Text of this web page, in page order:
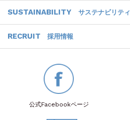
SUSTAINABILITY サステナビリティ
RECRUIT 採用情報
公式Facebookページ